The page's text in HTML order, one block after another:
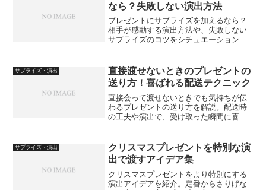
なら？失敗しない演出方法
プレゼントにサプライズを加えるなら？
相手が感動する演出方法や、失敗しない
サプライズのコツをシチュエーション別
サプライズ・演出
直接渡せないときのプレゼントの
送り方！喜ばれる配送テクニック
直接会って渡せないときでも気持ちが伝
わるプレゼントの送り方を解説。配送時
の工夫や演出で、受け取った瞬間に喜ば
サプライズ・演出
クリスマスプレゼントを特別な演
出で渡すアイデア集
クリスマスプレゼントをより特別にする
演出アイデアを紹介。定番からさりげな